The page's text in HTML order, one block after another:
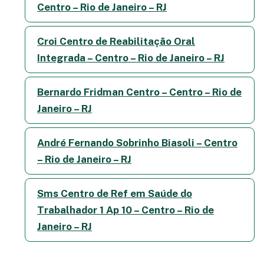
Centro – Rio de Janeiro – RJ
Croi Centro de Reabilitação Oral
Integrada – Centro – Rio de Janeiro – RJ
Bernardo Fridman Centro – Centro – Rio de
Janeiro – RJ
André Fernando Sobrinho Biasoli – Centro
– Rio de Janeiro – RJ
Sms Centro de Ref em Saúde do
Trabalhador 1 Ap 10 – Centro – Rio de
Janeiro – RJ